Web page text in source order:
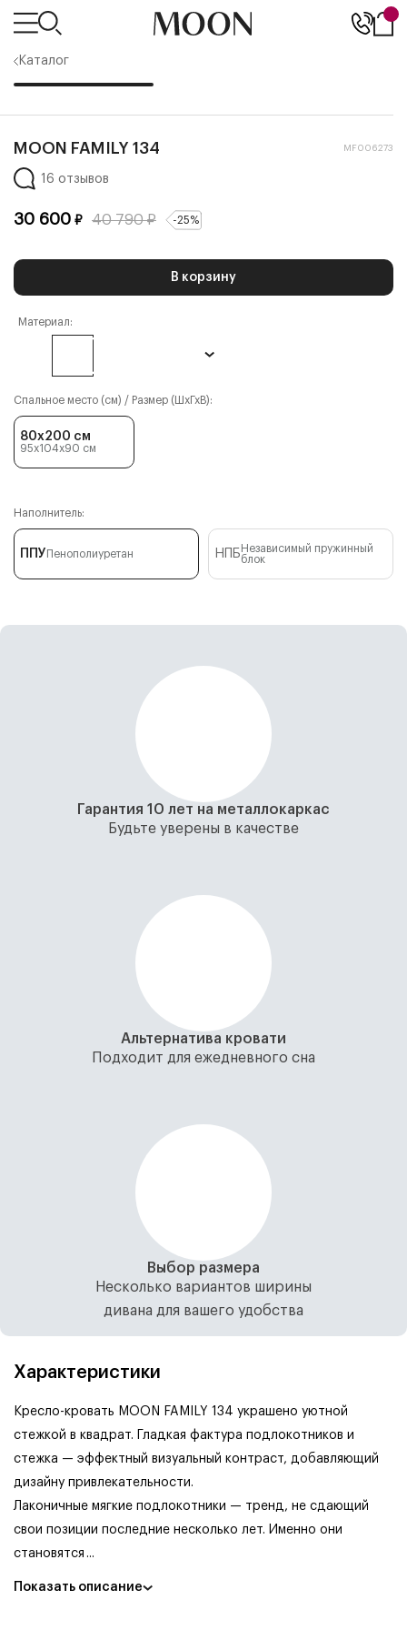
Каталог
MOON FAMILY 134 MF006273
16 отзывов
30 600 ₽ 40 790₽ -25%
В корзину
Материал:
Спальное место (см) / Размер (ШхГхВ):
80x200 см
95x104x90 см
Наполнитель:
ППУ Пенополиуретан НПБ Независимый пружинный
блок
Гарантия 10 лет на металлокаркас
Будьте уверены в качестве
Альтернатива кровати
Подходит для ежедневного сна
Выбор размера
Несколько вариантов ширины
дивана для вашего удобства
Характеристики
Кресло-кровать MOON FAMILY 134 украшено уютной
стежкой в квадрат. Гладкая фактура подлокотников и
стежка — эффектный визуальный контраст, добавляющий
дизайну привлекательности.
Лаконичные мягкие подлокотники — тренд, не сдающий
свои позиции последние несколько лет. Именно они
становятся ...
Показать описание